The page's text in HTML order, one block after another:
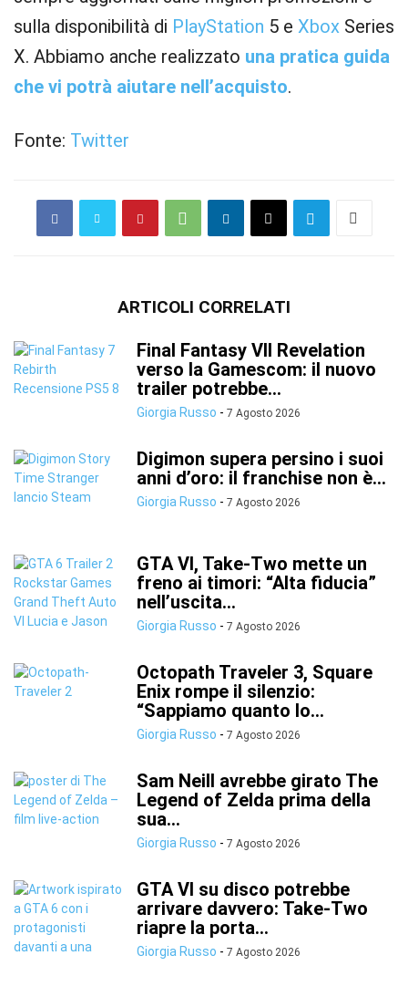
sulla disponibilità di PlayStation 5 e Xbox Series
X. Abbiamo anche realizzato una pratica guida
che vi potrà aiutare nell’acquisto.
Fonte: Twitter
ARTICOLI CORRELATI
Final Fantasy VII Revelation
verso la Gamescom: il nuovo
trailer potrebbe...
Giorgia Russo - 7 Agosto 2026
Digimon supera persino i suoi
anni d’oro: il franchise non è...
Giorgia Russo - 7 Agosto 2026
GTA VI, Take-Two mette un
freno ai timori: “Alta fiducia”
nell’uscita...
Giorgia Russo - 7 Agosto 2026
Octopath Traveler 3, Square
Enix rompe il silenzio:
“Sappiamo quanto lo...
Giorgia Russo - 7 Agosto 2026
Sam Neill avrebbe girato The
Legend of Zelda prima della
sua...
Giorgia Russo - 7 Agosto 2026
GTA VI su disco potrebbe
arrivare davvero: Take-Two
riapre la porta...
Giorgia Russo - 7 Agosto 2026